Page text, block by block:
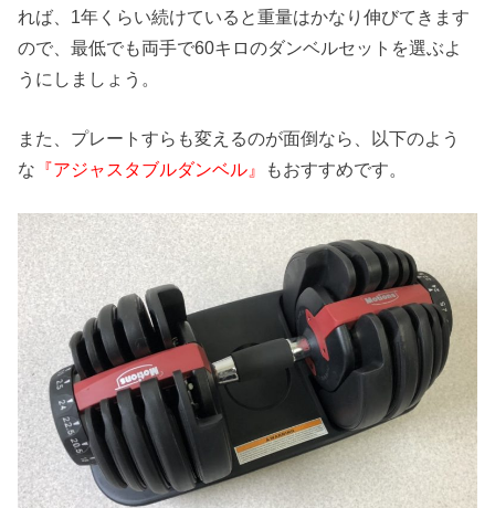
れば、1年くらい続けていると重量はかなり伸びてきます
ので、最低でも両手で60キロのダンベルセットを選ぶよ
うにしましょう。
また、プレートすらも変えるのが面倒なら、以下のよう
な 『アジャスタブルダンベル』 もおすすめです。